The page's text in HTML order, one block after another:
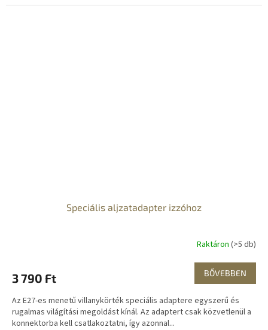
Speciális aljzatadapter izzóhoz
Raktáron (>5 db)
3 790 Ft BŐVEBBEN
Az E27-es menetű villanykörték speciális adaptere egyszerű és
rugalmas világítási megoldást kínál. Az adaptert csak közvetlenül a
konnektorba kell csatlakoztatni, így azonnal...